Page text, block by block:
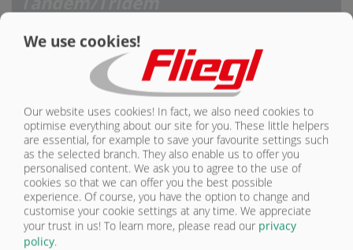
DO CIĄGNIKA
Dwuosiowy/trójosiowy
ELASTYCZNE SYSTEMY
Konstrukcje beczkowe
FASSAUFBAUTEN
We use cookies!
Our website uses cookies! In fact, we also need cookies to
optimise everything about our site for you. These little helpers
are essential, for example to save your favourite settings such
as the selected branch. They also enable us to offer you
personalised content. We ask you to agree to the use of
cookies so that we can offer you the best possible
experience. Of course, you have the option to change and
customise your cookie settings at any time. We appreciate
your trust in us! To learn more, please read our privacy
policy.